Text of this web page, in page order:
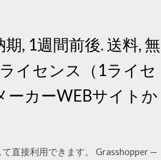
, 1週間前後. 送料, 無
イセンス（1ライセ
カーWEBサイトか
直接利用できます。 Grasshopper —